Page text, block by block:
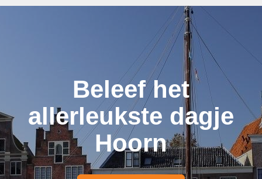
Beleef het
allerleukste dagje
Hoorn